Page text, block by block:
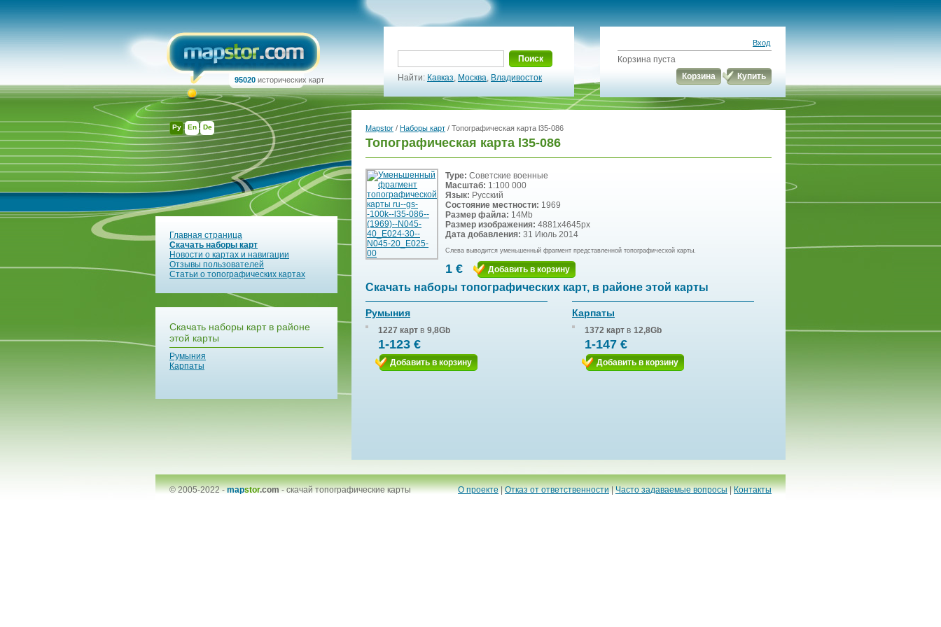
Ру En De
95020 исторических карт
Поиск
Найти: Кавказ, Москва, Владивосток
Вход
Корзина пуста
Корзина
Купить
Главная страница
Скачать наборы карт
Новости о картах и навигации
Отзывы пользователей
Статьи о топографических картах
Скачать наборы карт в районе
этой карты
Румыния
Карпаты
Mapstor / Наборы карт / Топографическая карта l35-086
Топографическая карта l35-086
Type: Советские военные
Масштаб: 1:100 000
Язык: Русский
Состояние местности: 1969
Размер файла: 14Mb
Размер изображения: 4881x4645px
Дата добавления: 31 Июль 2014
Слева выводится уменьшенный фрагмент представленной топографической карты.
1 € Добавить в корзину
Скачать наборы топографических карт, в районе этой карты
Румыния
1227 карт в 9,8Gb
1-123 €
Добавить в корзину
Карпаты
1372 карт в 12,8Gb
1-147 €
Добавить в корзину
© 2005-2022 -mapstor.com-скачай топографические карты О проекте|Отказ от ответственности|Часто задаваемые вопросы|Контакты